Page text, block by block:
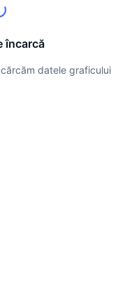
încarcă
datele graficului